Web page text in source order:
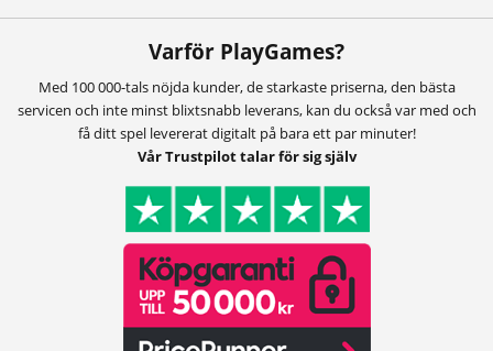
Varför PlayGames?
Med 100 000-tals nöjda kunder, de starkaste priserna, den bästa
servicen och inte minst blixtsnabb leverans, kan du också var med och
få ditt spel levererat digitalt på bara ett par minuter!
Vår Trustpilot talar för sig själv